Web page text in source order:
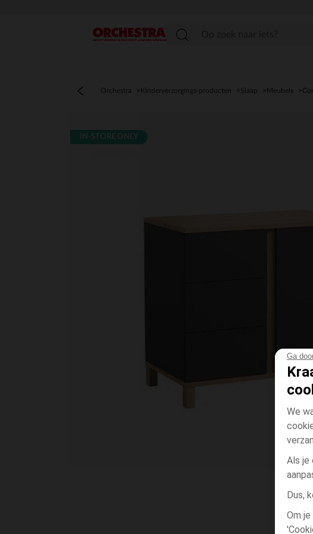
Ga
We
Als je
Dus,
Om
menu
Orchestra Kinderverzorgings-producten Slaap Meubels
IN-STORE ONLY